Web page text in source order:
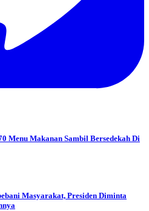
Menu Makanan Sambil Bersedekah Di
Masyarakat, Presiden Diminta